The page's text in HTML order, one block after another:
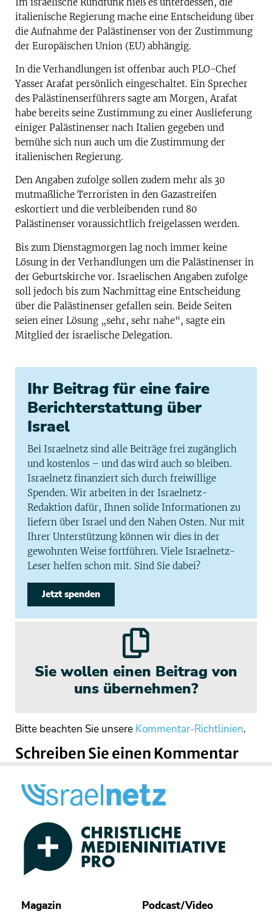
italienische Regierung mache eine Entscheidung über
die Aufnahme der Palästinenser von der Zustimmung
der Europäischen Union (EU) abhängig.
In die Verhandlungen ist offenbar auch PLO-Chef
Yasser Arafat persönlich eingeschaltet. Ein Sprecher
des Palästinenserführers sagte am Morgen, Arafat
habe bereits seine Zustimmung zu einer Auslieferung
einiger Palästinenser nach Italien gegeben und
bemühe sich nun auch um die Zustimmung der
italienischen Regierung.
Den Angaben zufolge sollen zudem mehr als 30
mutmaßliche Terroristen in den Gazastreifen
eskortiert und die verbleibenden rund 80
Palästinenser voraussichtlich freigelassen werden.
Bis zum Dienstagmorgen lag noch immer keine
Lösung in der Verhandlungen um die Palästinenser in
der Geburtskirche vor. Israelischen Angaben zufolge
soll jedoch bis zum Nachmittag eine Entscheidung
über die Palästinenser gefallen sein. Beide Seiten
seien einer Lösung „sehr, sehr nahe“, sagte ein
Mitglied der israelische Delegation.
Ihr Beitrag für eine faire
Berichterstattung über
Israel
Bei Israelnetz sind alle Beiträge frei zugänglich
und kostenlos – und das wird auch so bleiben.
Israelnetz finanziert sich durch freiwillige
Spenden. Wir arbeiten in der Israelnetz-
Redaktion dafür, Ihnen solide Informationen zu
liefern über Israel und den Nahen Osten. Nur mit
Ihrer Unterstützung können wir dies in der
gewohnten Weise fortführen. Viele Israelnetz-
Leser helfen schon mit. Sind Sie dabei?
Jetzt spenden
Sie wollen einen Beitrag von
uns übernehmen?
Bitte beachten Sie unsere Kommentar-Richtlinien.
Schreiben Sie einen Kommentar
Magazin Podcast/Video